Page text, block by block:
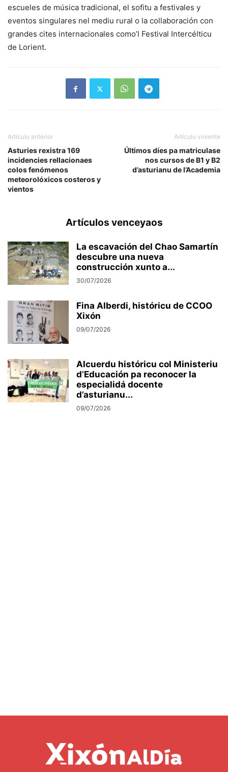
escueles de música tradicional, el sofitu a festivales y
eventos singulares nel mediu rural o la collaboración con
grandes cites internacionales como’l Festival Intercélticu
de Lorient.
Artículu anterior
Asturies rexistra 169
incidencies rellacionaes
colos fenómenos
meteorolóxicos costeros y
vientos
Artículu viniente
Últimos díes pa matriculase
nos cursos de B1 y B2
d’asturianu de l’Academia
Artículos venceyaos
La escavación del Chao Samartín
descubre una nueva
construcción xunto a...
30/07/2026
Fina Alberdi, históricu de CCOO
Xixón
09/07/2026
Alcuerdu históricu col Ministeriu
d’Educación pa reconocer la
especialidá docente
d’asturianu...
09/07/2026